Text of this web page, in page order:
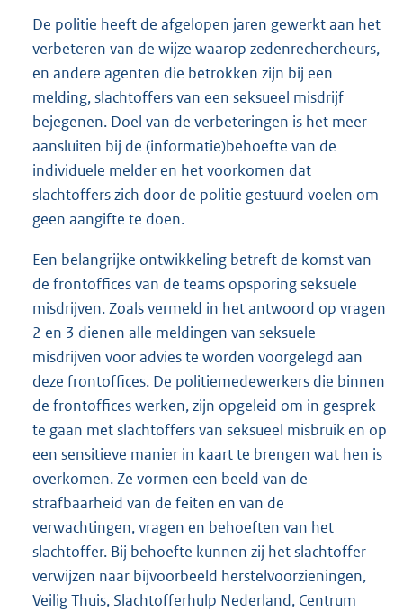
De politie heeft de afgelopen jaren gewerkt aan het
verbeteren van de wijze waarop zedenrechercheurs,
en andere agenten die betrokken zijn bij een
melding, slachtoffers van een seksueel misdrijf
bejegenen. Doel van de verbeteringen is het meer
aansluiten bij de (informatie)behoefte van de
individuele melder en het voorkomen dat
slachtoffers zich door de politie gestuurd voelen om
geen aangifte te doen.
Een belangrijke ontwikkeling betreft de komst van
de frontoffices van de teams opsporing seksuele
misdrijven. Zoals vermeld in het antwoord op vragen
2 en 3 dienen alle meldingen van seksuele
misdrijven voor advies te worden voorgelegd aan
deze frontoffices. De politiemedewerkers die binnen
de frontoffices werken, zijn opgeleid om in gesprek
te gaan met slachtoffers van seksueel misbruik en op
een sensitieve manier in kaart te brengen wat hen is
overkomen. Ze vormen een beeld van de
strafbaarheid van de feiten en van de
verwachtingen, vragen en behoeften van het
slachtoffer. Bij behoefte kunnen zij het slachtoffer
verwijzen naar bijvoorbeeld herstelvoorzieningen,
Veilig Thuis, Slachtofferhulp Nederland, Centrum